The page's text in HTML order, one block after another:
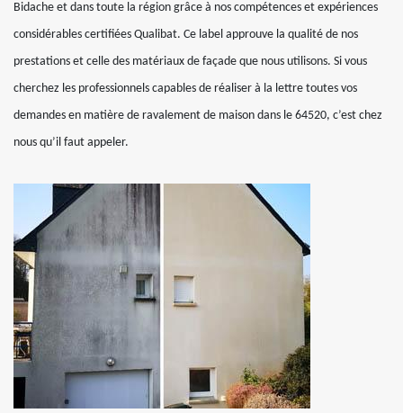
Bidache et dans toute la région grâce à nos compétences et expériences
considérables certifiées Qualibat. Ce label approuve la qualité de nos
prestations et celle des matériaux de façade que nous utilisons. Si vous
cherchez les professionnels capables de réaliser à la lettre toutes vos
demandes en matière de ravalement de maison dans le 64520, c’est chez
nous qu’il faut appeler.